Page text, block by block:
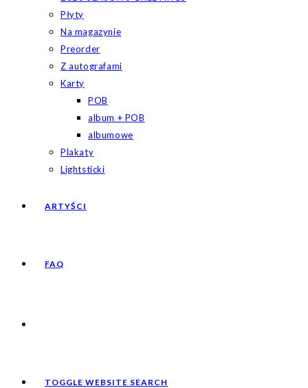
Płyty
Na magazynie
Preorder
Z autografami
Karty
POB
album + POB
albumowe
Plakaty
Lightsticki
ARTYŚCI
FAQ
TOGGLE WEBSITE SEARCH